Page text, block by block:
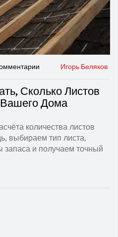
Игорь Беляков
Сколько Листов
Дома
количества листов
выбираем тип листа,
и получаем точный